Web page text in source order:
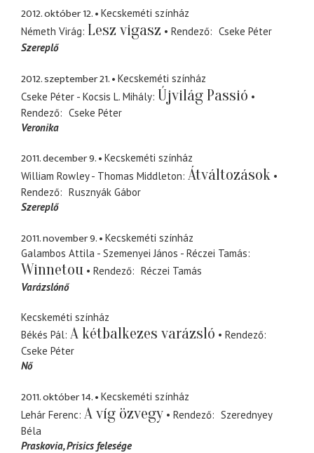
2012. október 12.
Kecskeméti színház
Németh Virág Lesz vigasz Rendező
Cseke Péter
Szereplő
2012. szeptember 21.
Kecskeméti színház
Cseke Péter - Kocsis L. Mihály Újvilág Passió
Rendező
Cseke Péter
Veronika
2011. december 9.
Kecskeméti színház
William Rowley - Thomas Middleton Átváltozások
Rendező
Rusznyák Gábor
Szereplő
2011. november 9.
Kecskeméti színház
Galambos Attila - Szemenyei János - Réczei Tamás
Winnetou Rendező
Réczei Tamás
Varázslónő
Kecskeméti színház
Békés Pál A kétbalkezes varázsló
Rendező
Cseke Péter
Nő
2011. október 14.
Kecskeméti színház
Lehár Ferenc A víg özvegy Rendező
Szerednyey
Béla
Praskovia Prisics felesége